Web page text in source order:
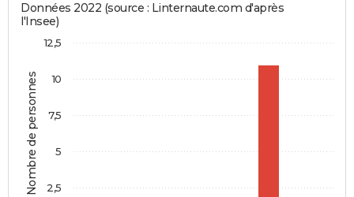
Nombre de personnes
Données 2022 (source : Linternaute.com d'après
l'Insee)
2,5
5
7,5
10
12,5